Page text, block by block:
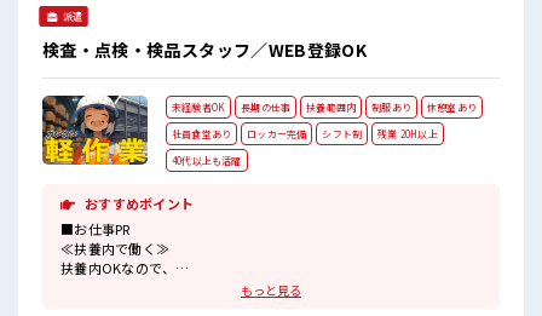
派遣
検査・点検・検品スタッフ／WEB登録OK
未経験者OK 長期の仕事 扶養範囲内 制服あり
休憩室あり
社員食堂あり
ロッカー完備 シフト制
残業 20H以上
40代以上も活躍
おすすめポイント
■お仕事PR
≪扶養内で働く≫
扶養内OKなので、
主婦&主夫さんも気軽にご応募くださいね♪
もっと見る